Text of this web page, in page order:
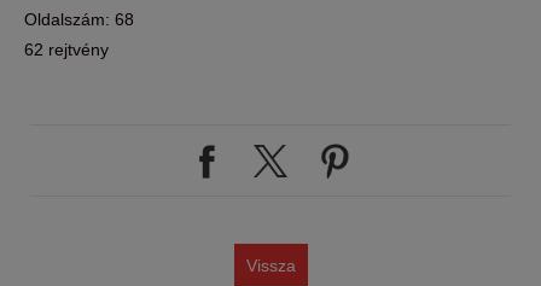
Oldalszám: 68
62 rejtvény
Vissza